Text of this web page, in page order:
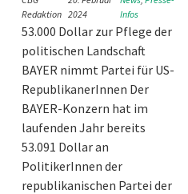
Redaktion 2024
Infos
53.000 Dollar zur Pflege der
politischen Landschaft
BAYER nimmt Partei für US-
RepublikanerInnen Der
BAYER-Konzern hat im
laufenden Jahr bereits
53.091 Dollar an
PolitikerInnen der
republikanischen Partei der